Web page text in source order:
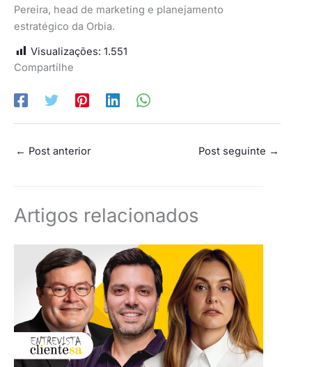
Pereira, head de marketing e planejamento
estratégico da Orbia.
Visualizações: 1.551
Compartilhe
← Post anterior Post seguinte →
Artigos relacionados